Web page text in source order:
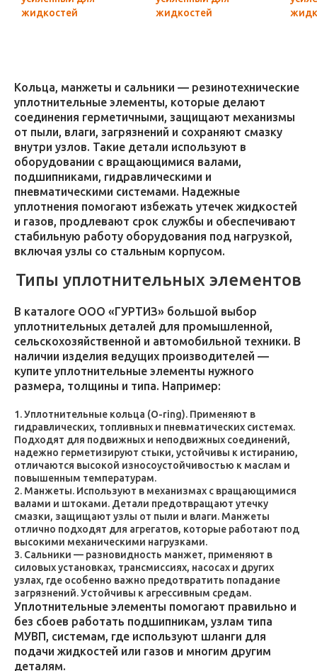
жидкостей
жидкостей
Кольца, манжеты и сальники — резинотехнические
уплотнительные элементы, которые делают
соединения герметичными, защищают механизмы
от пыли, влаги, загрязнений и сохраняют смазку
внутри узлов. Такие детали используют в
оборудовании с вращающимися валами,
подшипниками, гидравлическими и
пневматическими системами. Надежные
уплотнения помогают избежать утечек жидкостей
и газов, продлевают срок службы и обеспечивают
стабильную работу оборудования под нагрузкой,
включая узлы со стальным корпусом.
Типы уплотнительных элементов
В каталоге ООО «ГУРТИЗ» большой выбор
уплотнительных деталей для промышленной,
сельскохозяйственной и автомобильной техники. В
наличии изделия ведущих производителей —
купите уплотнительные элементы нужного
размера, толщины и типа. Например:
Уплотнительные кольца (O-ring). Применяют в
гидравлических, топливных и пневматических системах.
Подходят для подвижных и неподвижных соединений,
надежно герметизируют стыки, устойчивы к истиранию,
отличаются высокой износоустойчивостью к маслам и
повышенным температурам.
Манжеты. Используют в механизмах с вращающимися
валами и штоками. Детали предотвращают утечку
смазки, защищают узлы от пыли и влаги. Манжеты
отлично подходят для агрегатов, которые работают под
высокими механическими нагрузками.
Сальники — разновидность манжет, применяют в
силовых установках, трансмиссиях, насосах и других
узлах, где особенно важно предотвратить попадание
загрязнений. Устойчивы к агрессивным средам.
Уплотнительные элементы помогают правильно и
без сбоев работать подшипникам, узлам типа
МУВП, системам, где используют шланги для
подачи жидкостей или газов и многим другим
деталям.